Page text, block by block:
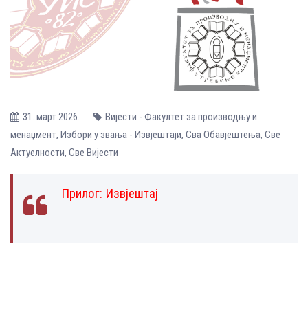
31. март 2026.
Вијести - Факултет за производњу и
менаџмент, Избори у звања - Извјештаји, Сва Обавјештења, Све
Aктуелности, Све Вијести
Прилог: Извјештај